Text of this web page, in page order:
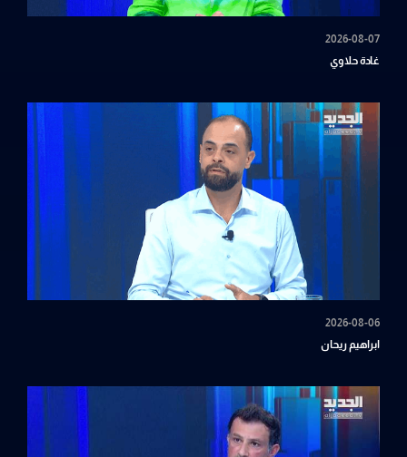
2026-08-07
غادة حلاوي
2026-08-06
ابراهيم ريحان